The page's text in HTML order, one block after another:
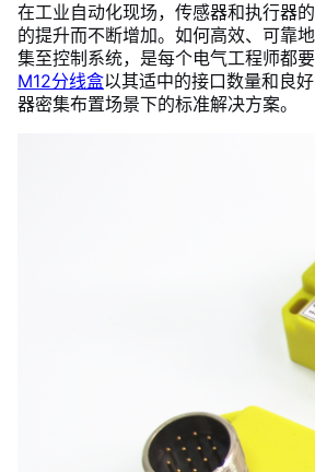
在工业自动化现场，传感器和执行器
的提升而不断增加。如何高效、可靠
集至控制系统，是每个电气工程师都要
M12分线盒以其适中的接口数量和良
器密集布置场景下的标准解决方案。